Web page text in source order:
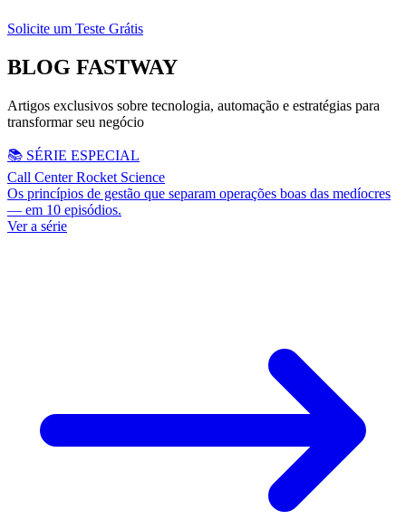
Solicite um Teste Grátis
BLOG FASTWAY
Artigos exclusivos sobre tecnologia, automação e estratégias para
transformar seu negócio
📚 SÉRIE ESPECIAL
Call Center Rocket Science
Os princípios de gestão que separam operações boas das medíocres
— em 10 episódios.
Ver a série